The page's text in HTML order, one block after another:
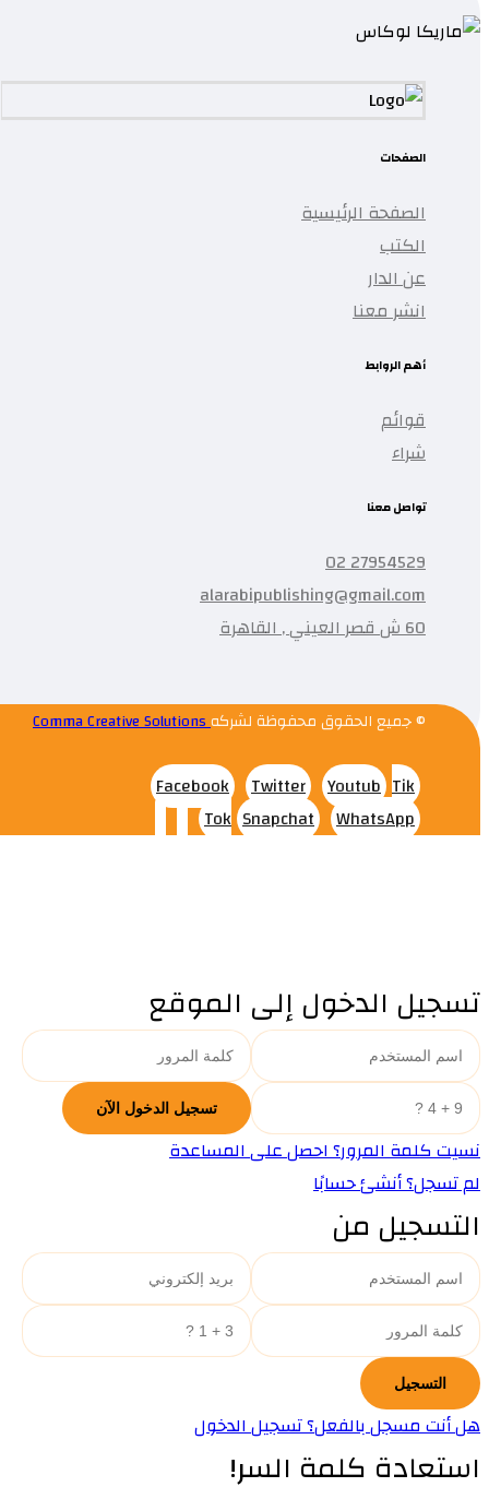
الصفحات
الصفحة الرئيسية
الكتب
عن الدار
انشر معنا
أهم الروابط
قوائم
شراء
تواصل معنا
27954529 02
alarabipublishing@gmail.com
60 ش قصر العيني , القاهرة
© جميع الحقوق محفوظة لشركهComma Creative Solutions
Facebook Twitter Youtub Tik
Tok Snapchat WhatsApp
تسجيل الدخول إلى الموقع
نسيت كلمة المرور؟ احصل على المساعدة
لم تسجل؟ أنشئ حسابًا
التسجيل من
هل أنت مسجل بالفعل؟ تسجيل الدخول
استعادة كلمة السر!